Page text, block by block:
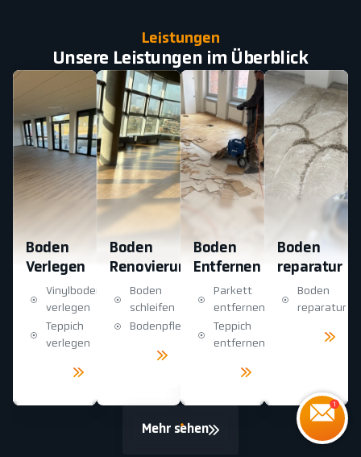
Leistungen
Unsere Leistungen im Überblick
Boden
Verlegen
Vinylboden
verlegen
Teppich
verlegen
Boden
Renovierung
Boden
schleifen
Bodenpflege
Boden
Entfernen
Parkett
entfernen
Teppich
entfernen
Boden
reparatur
Boden
reparatur
Mehr sehen